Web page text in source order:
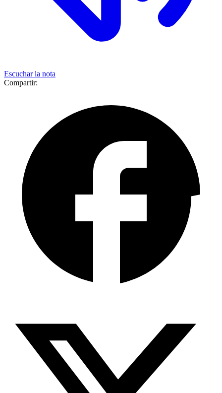
Escuchar la nota
Compartir: